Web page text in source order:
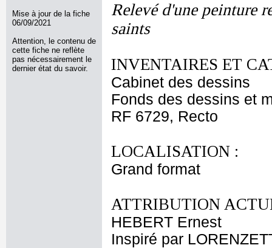
Mise à jour de la fiche
06/09/2021
Attention, le contenu de
cette fiche ne reflète
pas nécessairement le
dernier état du savoir.
Relevé d'une peinture
saints
INVENTAIRES ET
Cabinet des dessins
Fonds des dessins et
RF 6729, Recto
LOCALISATION :
Grand format
ATTRIBUTION
HEBERT Ernest
Inspiré par